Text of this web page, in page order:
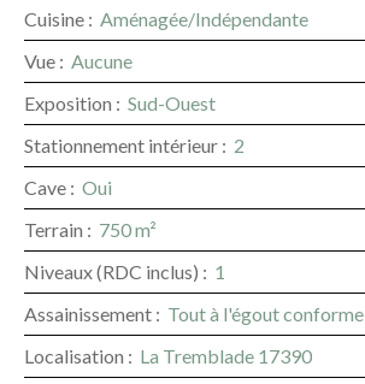
Cuisine : Aménagée/Indépendante
Vue : Aucune
Exposition : Sud-Ouest
Stationnement intérieur : 2
Cave : Oui
Terrain : 750m²
Niveaux (RDC inclus) : 1
Assainissement : Tout à l'égout conforme
Localisation : La Tremblade 17390